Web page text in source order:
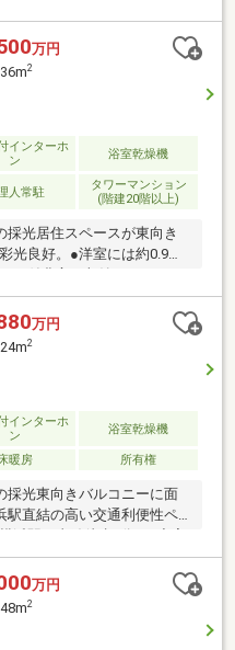
望を送る(無料)】をクリッ
は「横浜駅から徒歩３分の好
ください♪-物件見学のご予
もご案内をいたします。日
方法受付フリーダイヤル：
：【資料請求】ボタンをク
万円
2
インターホ
ン
浴室乾燥機
人常駐
タワーマンション
(階建20階以上)
光居住スペースが東向き
光良好。●洋室には約0.9帖
結の高い交通利便性ペデス
に直結徒歩3分！●充実の共
による ホテルライクなフロ
みステーション（24時間使
ックス＜共用施設＞ベイビ
ラウンジゲストスイート・
プレイス・キッズスペース
ンランドリー※一部有償
万円
2
インターホ
ン
浴室乾燥機
暖房 所有権
採光東向きバルコニーに面
駅直結の高い交通利便性ペ
ュによる ホテルライクな
用ごみステーション（24時
配ボックス＜共用施設＞ベ
ィーラウンジゲストスイー
ークプレイス・キッズスペ
万円
2